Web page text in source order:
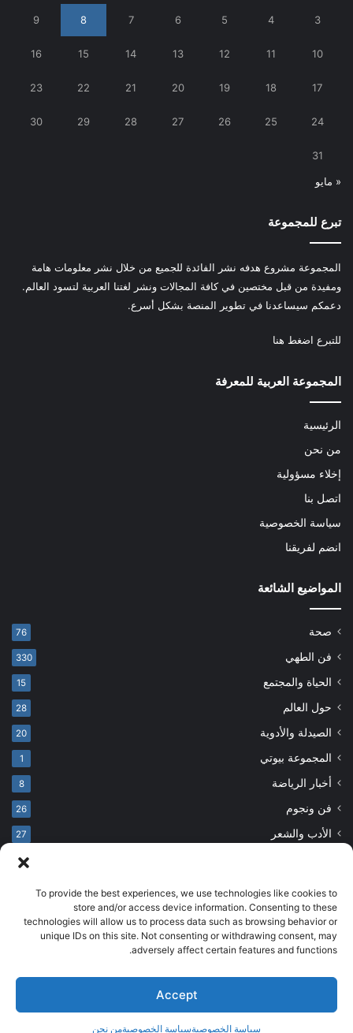
To provide the best experiences, we use technologies like cookies to
store and/or access device information. Consenting to these
technologies will allow us to process data such as browsing behavior or
unique IDs on this site. Not consenting or withdrawing consent, may
adversely affect certain features and functions.
Accept
سياسة الخصوصيةسياسة الخصوصيةمن نحن
3
4
5
6
7
8
9
10
11
12
13
14
15
16
17
18
19
20
21
22
23
24
25
26
27
28
29
30
31
« مايو
تبرع للمجموعة
المجموعة مشروع هدفه نشر الفائدة للجميع من خلال نشر معلومات هامة
ومفيدة من قبل مختصين في كافة المجالات ونشر لغتنا العربية لتسود العالم.
دعمكم سيساعدنا في تطوير المنصة بشكل أسرع.
للتبرع اضغط هنا
المجموعة العربية للمعرفة
الرئيسية
من نحن
إخلاء مسؤولية
اتصل بنا
سياسة الخصوصية
انضم لفريقنا
المواضيع الشائعة
صحة 76
فن الطهي 330
الحياة والمجتمع 15
حول العالم 28
الصيدلة والأدوية 20
المجموعة بيوتي 1
أخبار الرياضة 8
فن ونجوم 26
الأدب والشعر 27
© حقوق النشر 2026، جميع الحقوق محفوظة
developed by salehsounbol.com
الرئيسية
من نحن إخلاء مسؤولية اتصل بنا
انضم لفريقنا
فيسبوكبينتيريستانستقرامتيلقرام‫TikTok